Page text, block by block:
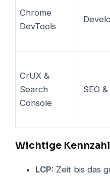
Chrome
DevTools
CrUX &
Search
Console
SEO
Wichtige
LCP: Zeit bis das